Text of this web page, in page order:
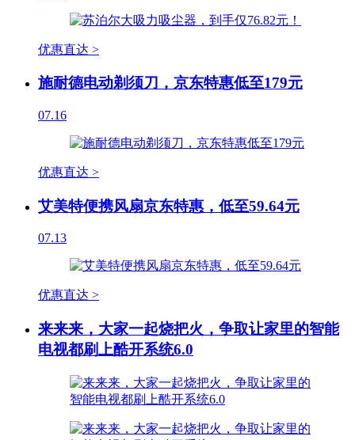
优惠直达 >
施耐德电动剃须刀，京东特惠低至179元
07.16
优惠直达 >
艾美特便携风扇京东特惠，低至59.64元
07.13
优惠直达 >
来来来，大家一起烧把火，争取让家里的智能
电视都刷上酷开系统6.0